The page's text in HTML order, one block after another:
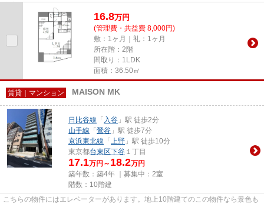
16.8万円
(管理費・共益費 8,000円)
敷：1ヶ月｜礼：1ヶ月
所在階：2階
間取り：1LDK
面積：36.50㎡
賃貸｜マンション MAISON MK
日比谷線 「 入谷 」駅 徒歩2分
山手線 「 鶯谷 」駅 徒歩7分
京浜東北線 「 上野 」駅 徒歩10分
東京都台東区下谷 １丁目
17.1万円～ 18.2万円
築年数：築4年 ｜募集中： 2室
階数：10階建
こちらの物件にはエレベーターがあります。地上10階建てのこの物件なら景色も